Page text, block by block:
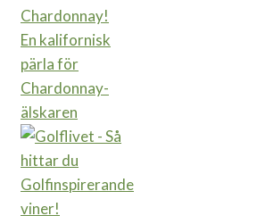
En kalifornisk
pärla för
Chardonnay-
älskaren